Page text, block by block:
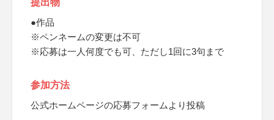
提出物
●作品
※ペンネームの変更は不可
※応募は一人何度でも可、ただし1回に3句まで
参加方法
公式ホームページの応募フォームより投稿